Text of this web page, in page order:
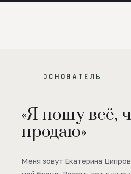
ОСНОВАТЕЛЬ
«Я ношу всё,
продаю»
Меня зовут Екатерина